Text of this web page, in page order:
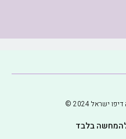
ישראל 2024 ©
בלבד